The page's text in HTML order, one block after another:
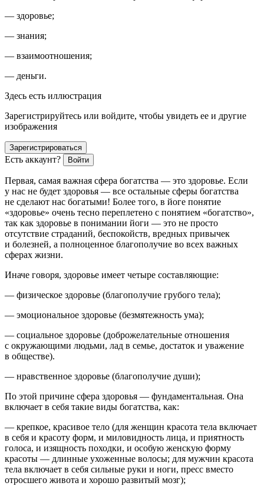
— здоровье;
— знания;
— взаимоотношения;
— деньги.
Здесь есть иллюстрация
Зарегистрируйтесь или войдите, чтобы увидеть ее и другие
изображения
Зарегистрироваться
Есть аккаунт? Войти
Первая, самая важная сфера богатства — это здоровье. Если
у нас не будет здоровья — все остальные сферы богатства
не сделают нас богатыми! Более того, в йоге понятие
«здоровье» очень тесно переплетено с понятием «богатство»,
так как здоровье в понимании йоги — это не просто
отсутствие страданий, беспокойств, вредных привычек
и болезней, а полноценное благополучие во всех важных
сферах жизни.
Иначе говоря, здоровье имеет четыре составляющие:
— физическое здоровье (благополучие грубого тела);
— эмоциональное здоровье (безмятежность ума);
— социальное здоровье (доброжелательные отношения
с окружающими людьми, лад в семье, достаток и уважение
в обществе).
— нравственное здоровье (благополучие души);
По этой причине сфера здоровья — фундаментальная. Она
включает в себя такие виды богатства, как:
— крепкое, красивое тело (для женщин красота тела включает
в себя и красоту форм, и миловидность лица, и приятность
голоса, и изящность походки, и особую женскую форму
красоты — длинные ухоженные волосы; для мужчин красота
тела включает в себя сильные руки и ноги, пресс вместо
отросшего живота и хорошо развитый мозг);